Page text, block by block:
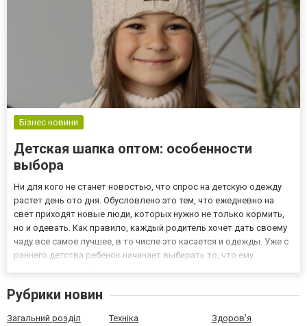
Бізнес новини
Детская шапка оптом: особенности
выбора
Ни для кого не станет новостью, что спрос на детскую одежду
растет день ото дня. Обусловлено это тем, что ежедневно на
свет приходят новые люди, которых нужно не только кормить,
но и одевать. Как правило, каждый родитель хочет дать своему
чаду все самое лучшее, в то числе это касается и одежды. Уже с
раннего детства ребенок начинает выбирать то, что ему
Рубрики новин
Загальний розділ Техніка Здоров'я